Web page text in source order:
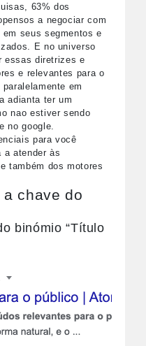
63% dos
a negociar com
seus segmentos e
E no universo
essas diretrizes e
e relevantes para o
em
adianta ter um
nao estiver sendo
no google.
para você
a atender às
também dos motores
chave do
“Título